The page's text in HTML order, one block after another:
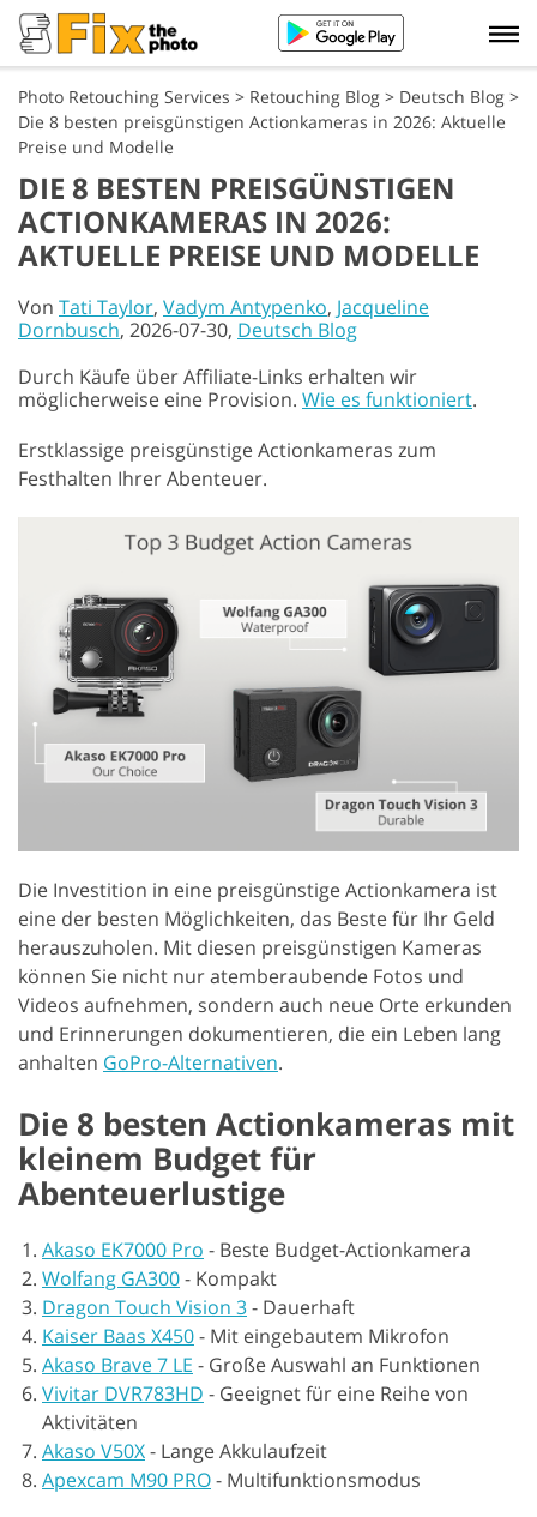
Photo Retouching Services > Retouching Blog > Deutsch Blog >
Die 8 besten preisgünstigen Actionkameras in 2026: Aktuelle
Preise und Modelle
DIE 8 BESTEN PREISGÜNSTIGEN
ACTIONKAMERAS IN 2026:
AKTUELLE PREISE UND MODELLE
Von Tati Taylor, Vadym Antypenko, Jacqueline
Dornbusch, 2026-07-30, Deutsch Blog
Durch Käufe über Affiliate-Links erhalten wir
möglicherweise eine Provision. Wie es funktioniert.
Erstklassige preisgünstige Actionkameras zum
Festhalten Ihrer Abenteuer.
Die Investition in eine preisgünstige Actionkamera ist
eine der besten Möglichkeiten, das Beste für Ihr Geld
herauszuholen. Mit diesen preisgünstigen Kameras
können Sie nicht nur atemberaubende Fotos und
Videos aufnehmen, sondern auch neue Orte erkunden
und Erinnerungen dokumentieren, die ein Leben lang
anhalten GoPro-Alternativen.
Die 8 besten Actionkameras mit
kleinem Budget für
Abenteuerlustige
Akaso EK7000 Pro - Beste Budget-Actionkamera
Wolfang GA300- Kompakt
Dragon Touch Vision 3- Dauerhaft
Kaiser Baas X450- Mit eingebautem Mikrofon
Akaso Brave 7 LE - Große Auswahl an Funktionen
Vivitar DVR783HD - Geeignet für eine Reihe von
Aktivitäten
Akaso V50X- Lange Akkulaufzeit
Apexcam M90 PRO- Multifunktionsmodus